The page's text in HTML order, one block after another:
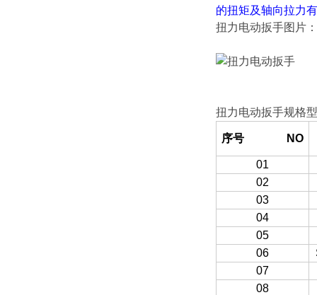
的扭矩及轴向拉力
扭力电动扳手图片：
扭力电动扳手规格
序号 NO
01
02
03
04
05
06
07
08